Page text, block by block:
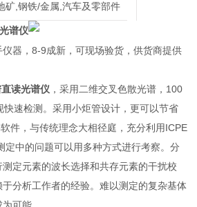
矿,钢铁/金属,汽车及零部件
谱仪
器，8-9成新，可现场验货，供货商提供
读光谱仪 ，采用二维交叉色散光谱，100
快速检测。采用小炬管设计，更可以节省
件，与传统理念大相径庭，充分利用ICPE
定中的问题可以用多种方式进行考察。分
定元素的波长选择和共存元素的干扰校
分析工作者的经验。难以测定的复杂基体